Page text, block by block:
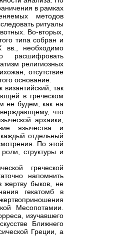
в рамках
методов
ритуалы
Во-вторых,
типа собран и
вв., необходимо
расшифровать
религиозных
отсутствие
основание.
так
в греческом
не будем, как на
что
архаики,
язычества и
отдельный
По этой
структуры и
греческой
напомнить
жертву быков, не
гекатомб в
Месопотамии.
изучавшего
Ближнего
Греции, а